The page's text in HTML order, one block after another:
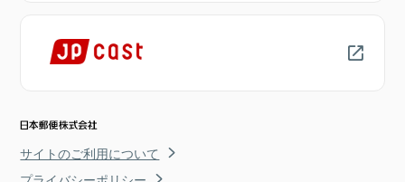
サイトのご利用について